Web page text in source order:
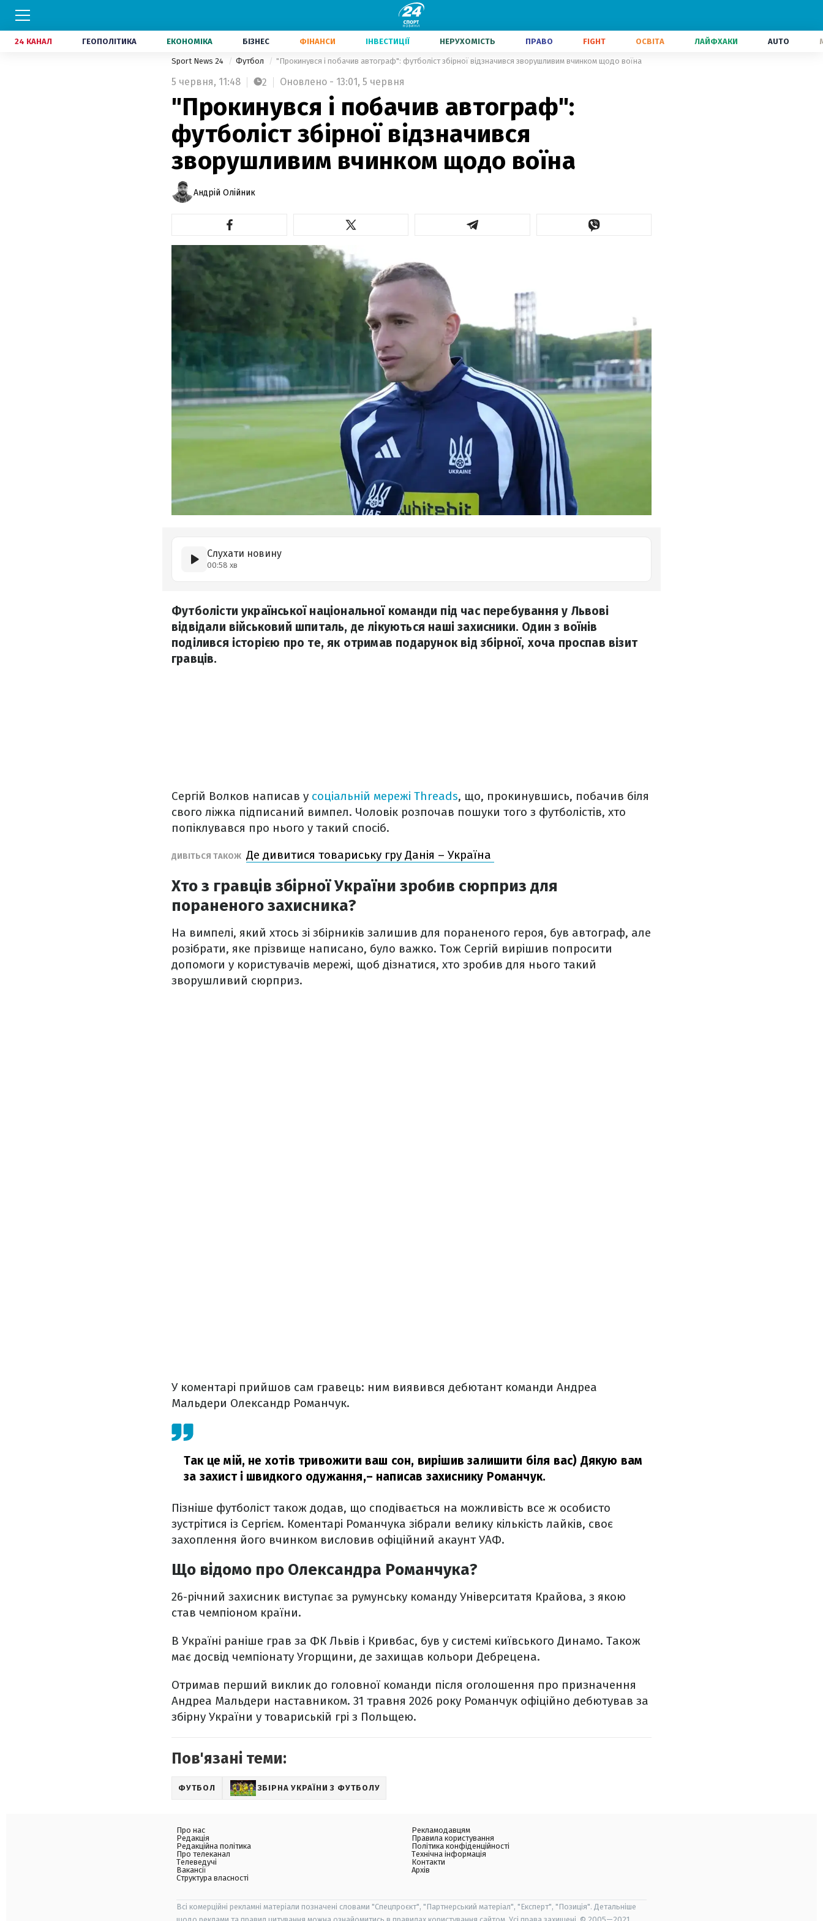
24 КАНАЛ ГЕОПОЛІТИКА ЕКОНОМІКА БІЗНЕС ФІНАНСИ ІНВЕСТИЦІЇ НЕРУХОМІСТЬ ПРАВО FIGHT ОСВІТА ЛАЙФХАКИ AUTO
Sport News 24 Футбол "Прокинувся і побачив автограф": футболіст збірної відзначився зворушливим вчинком щодо воїна
5 червня, 11:48 2 Оновлено - 13:01, 5 червня
"Прокинувся і побачив автограф":
футболіст збірної відзначився
зворушливим вчинком щодо воїна
Андрій Олійник
Слухати новину
00:58 хв
Футболісти української національної команди під час перебування у Львові
відвідали військовий шпиталь, де лікуються наші захисники. Один з воїнів
поділився історією про те, як отримав подарунок від збірної, хоча проспав візит
гравців.
Сергій Волков написав у соціальній мережі Threads, що, прокинувшись, побачив біля
свого ліжка підписаний вимпел. Чоловік розпочав пошуки того з футболістів, хто
попіклувався про нього у такий спосіб.
ДИВІТЬСЯ ТАКОЖ Де дивитися товариську гру Данія – Україна
Хто з гравців збірної України зробив сюрприз для
пораненого захисника?
На вимпелі, який хтось зі збірників залишив для пораненого героя, був автограф, але
розібрати, яке прізвище написано, було важко. Тож Сергій вирішив попросити
допомоги у користувачів мережі, щоб дізнатися, хто зробив для нього такий
зворушливий сюрприз.
У коментарі прийшов сам гравець: ним виявився дебютант команди Андреа
Мальдери Олександр Романчук.
Так це мій, не хотів тривожити ваш сон, вирішив залишити біля вас) Дякую вам
за захист і швидкого одужання,– написав захиснику Романчук.
Пізніше футболіст також додав, що сподівається на можливість все ж особисто
зустрітися із Сергієм. Коментарі Романчука зібрали велику кількість лайків, своє
захоплення його вчинком висловив офіційний акаунт УАФ.
Що відомо про Олександра Романчука?
26-річний захисник виступає за румунську команду Університатя Крайова, з якою
став чемпіоном країни.
В Україні раніше грав за ФК Львів і Кривбас, був у системі київського Динамо. Також
має досвід чемпіонату Угорщини, де захищав кольори Дебрецена.
Отримав перший виклик до головної команди після оголошення про призначення
Андреа Мальдери наставником. 31 травня 2026 року Романчук офіційно дебютував за
збірну України у товариській грі з Польщею.
Пов'язані теми:
ФУТБОЛ ЗБІРНА УКРАЇНИ З ФУТБОЛУ
Про нас
Редакція
Редакційна політика
Про телеканал
Телеведучі
Вакансії
Структура власності
Рекламодавцям
Правила користування
Політика конфіденційності
Технічна інформація
Контакти
Архів
Всі комерційні рекламні матеріали позначені словами "Спецпроєкт", "Партнерський матеріал", "Експерт", "Позиція". Детальніше